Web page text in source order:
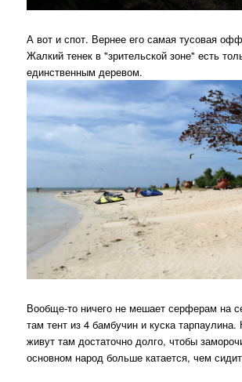
А вот и спот. Вернее его самая тусовая
Жалкий тенек в "зрительской зоне" есть
единственным деревом.
Вообще-то ничего не мешает серферам на
там тент из 4 бамбучин и куска тарпаулина.
живут там достаточно долго, чтобы
основном народ больше катается, чем